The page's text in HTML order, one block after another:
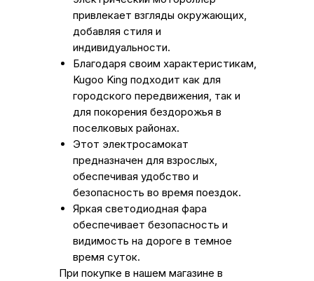
привлекает взгляды окружающих,
добавляя стиля и
индивидуальности.
Благодаря своим характеристикам,
Kugoo King подходит как для
городского передвижения, так и
для покорения бездорожья в
поселковых районах.
Этот электросамокат
предназначен для взрослых,
обеспечивая удобство и
безопасность во время поездок.
Яркая светодиодная фара
обеспечивает безопасность и
видимость на дороге в темное
время суток.
При покупке в нашем магазине в